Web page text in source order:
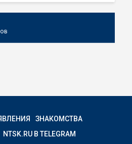
ЗНАКОМСТВА
NTSK.RU В TELEGRAM